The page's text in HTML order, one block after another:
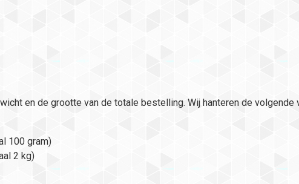
en de grootte van de totale bestelling. Wij hanteren de volgende
100 gram)
2 kg)